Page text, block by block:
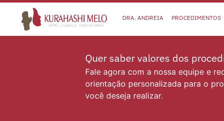
DRA. ANDREIA PROCEDIMENTOS
Quer saber valores dos
Fale agora com a nossa equipe e
orientação personalizada para o
você deseja realizar.